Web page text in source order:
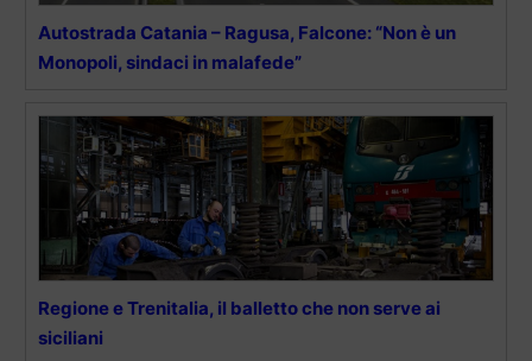
Autostrada Catania – Ragusa, Falcone: “Non è un
Monopoli, sindaci in malafede”
Regione e Trenitalia, il balletto che non serve ai
siciliani